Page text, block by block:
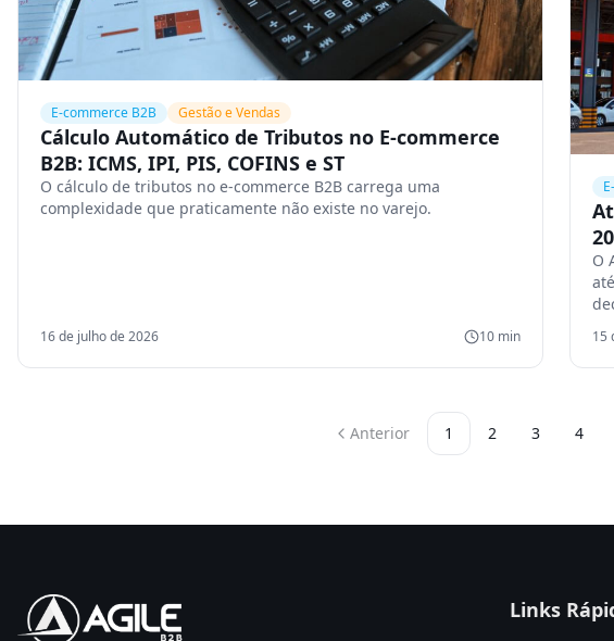
E-commerce B2B Gestão e Vendas
Cálculo Automático de Tributos no E-commerce
B2B: ICMS, IPI, PIS, COFINS e ST
O cálculo de tributos no e-commerce B2B carrega uma
complexidade que praticamente não existe no varejo.
16 de julho de 2026 10 min
O
15
Anterior 1 2 3 4
Links